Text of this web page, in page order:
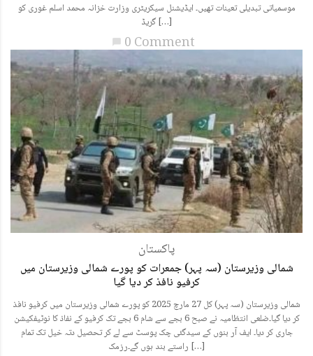
موسمیاتی تبدیلی تعینات تھیں۔ ایڈیشنل سیکریٹری وزارت خزانہ محمد اسلم غوری کو
گریڈ […]
chat_bubble 0 Comment
پاکستان
شمالی وزیرستان (سہ پہر) جمعرات کو پورے شمالی وزیرستان میں
کرفیو نافذ کر دیا گیا
شمالی وزیرستان (سہ پہر) کل 27 مارچ 2025 کو پورے شمالی وزیرستان میں کرفیو نافذ
کر دیا گیا۔ضلعی انتظامیہ نے صبح 6 بجے سے شام 6 بجے تک کرفیو کے نفاذ کا نوٹیفکیشن
جاری کر دیا۔ ایف آر بنوں کے سیدگئی چک پوسٹ سے لے کر تحصیل دتہ خیل تک تمام
راستے بند ہوں گے۔رزمک […]